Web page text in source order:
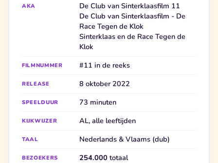
AKA
De Club van Sinterklaasfilm 11
De Club van Sinterklaasfilm - De
Race Tegen de Klok
Sinterklaas en de Race Tegen de
Klok
FILMNUMMER #11 in de reeks
RELEASE 8 oktober 2022
SPEELDUUR 73 minuten
KIJKWIJZER AL, alle leeftijden
TAAL Nederlands & Vlaams (dub)
BEZOEKERS 254.000 totaal